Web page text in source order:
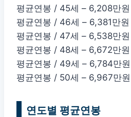
평균연봉 / 45세 – 6,208만원
평균연봉 / 46세 – 6,381만원
평균연봉 / 47세 – 6,538만원
평균연봉 / 48세 – 6,672만원
평균연봉 / 49세 – 6,784만원
평균연봉 / 50세 – 6,967만원
연도별 평균연봉